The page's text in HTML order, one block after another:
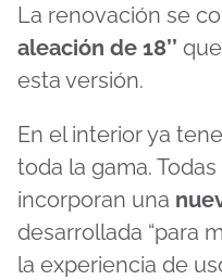
La renovación se
aleación de 18’’
esta versión.
En el interior ya
toda la gama.
incorporan una
desarrollada “para
la experiencia de